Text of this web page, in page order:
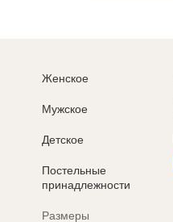
Женское
Мужское
Детское
Постельные
принадлежности
Размеры